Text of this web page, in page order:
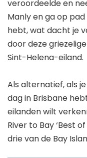
veroordeelde en
Manly en ga op
hebt, wat dacht je
door deze
Sint-Helena-eiland.
Als alternatief, als
dag in Brisbane
eilanden wilt
River to Bay ‘Best
drie van de Bay